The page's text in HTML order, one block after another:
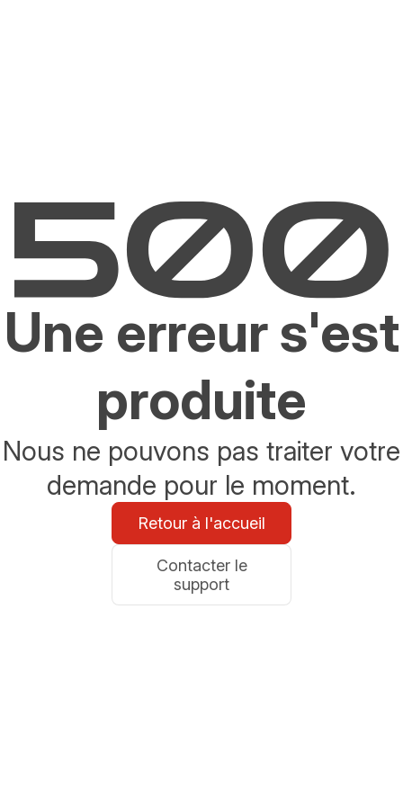
Une erreur s'est
produite
Nous ne pouvons pas traiter votre
demande pour le moment.
Retour à l'accueil
Contacter le
support